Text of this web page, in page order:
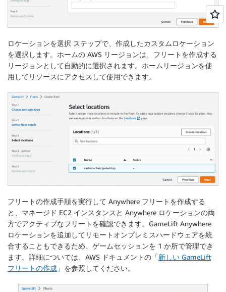
ロケーションを選択 ステップで、作成したカスタムロケーション
を選択します。ホームの AWS リージョンは、フリートを作成する
リージョンとして自動的に選択されます。ホームリージョンを使
用してリソースにアクセスして使用できます。
フリートの作成手順を実行して Anywhere フリートを作成する
と、マネージド EC2 インスタンスと Anywhere ロケーションの両
方でアクティブなフリートを確認できます。GameLift Anywhere
ロケーションを追加してリモートオンプレミスハードウェアを統
合することもできるため、ゲームセッションを 1 か所で管理でき
ます。詳細については、AWS ドキュメントの「新しい GameLift
フリートの作成 」を参照してください。